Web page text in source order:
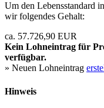
Um den Lebensstandard
wir folgendes Gehalt:
ca. 57.726,90 EUR
Kein Lohneintrag für
verfügbar.
» Neuen Lohneintrag
Hinweis